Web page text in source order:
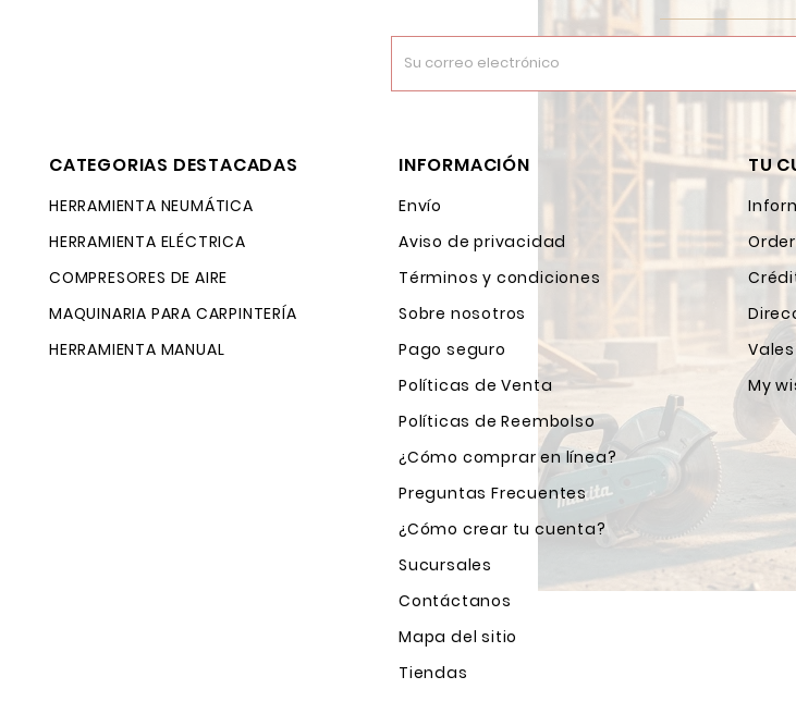
CATEGORIAS DESTACADAS
HERRAMIENTA NEUMÁTICA
HERRAMIENTA ELÉCTRICA
COMPRESORES DE AIRE
MAQUINARIA PARA CARPINTERÍA
HERRAMIENTA MANUAL
INFORMACIÓN
Envío
Aviso de privacidad
Términos y condiciones
Sobre nosotros
Pago seguro
Políticas de Venta
Políticas de Reembolso
¿Cómo comprar en línea?
Preguntas Frecuentes
¿Cómo crear tu cuenta?
Sucursales
Contáctanos
Mapa del sitio
Tiendas
TU
My